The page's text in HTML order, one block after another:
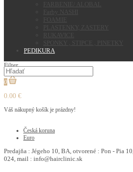
FARBENIE/ ALOBAL
Farby NASHI
FOAMIE
PLASTENKY, ZASTERY
RUKAVICE
SPONKY , STIPCE , PINETKY
PEDIKURA
Filter
0
0.00 €
Váš nákupný košík je prázdny!
Česká koruna
Euro
Predajňa : Jégeho 10, BA, otvorené : Pon - Pia
024, mail : info@hairclinic.sk